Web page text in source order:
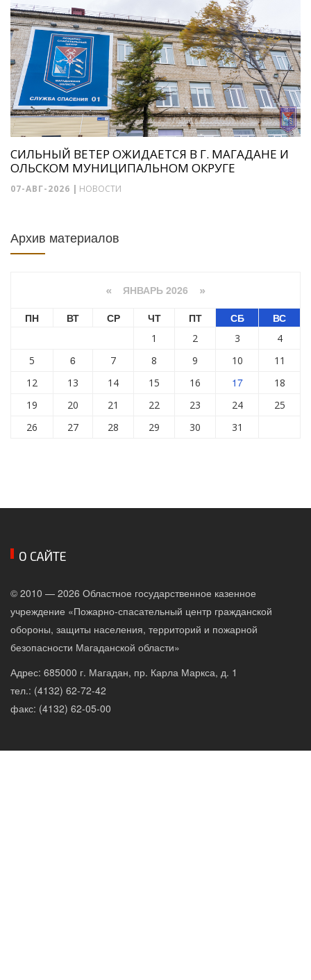
СИЛЬНЫЙ ВЕТЕР ОЖИДАЕТСЯ В Г. МАГАДАНЕ И
ОЛЬСКОМ МУНИЦИПАЛЬНОМ ОКРУГЕ
07-АВГ-2026 | НОВОСТИ
Архив материалов
« ЯНВАРЬ 2026 »
ПН ВТ СР ЧТ ПТ СБ ВС
1 2 3
4
5
6 7 8 9 10
11
12
13 14 15 16 17
18
19
20 21 22 23 24
25
26
27 28 29 30 31
О САЙТЕ
© 2010 — 2026 Областное государственное казенное
учреждение «Пожарно-спасательный центр гражданской
обороны, защиты населения, территорий и пожарной
безопасности Магаданской области»
Адрес: 685000 г. Магадан, пр. Карла Маркса, д. 1
тел.: (4132) 62-72-42
факс: (4132) 62-05-00